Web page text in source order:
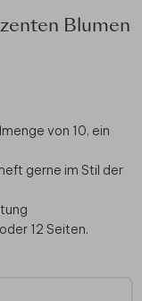
Blumen
von 10, ein
gerne im Stil der
12 Seiten.